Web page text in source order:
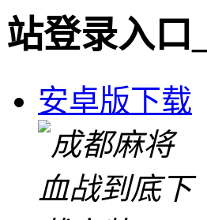
站登录入口
安卓版下载